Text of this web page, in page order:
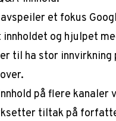
avspeiler et fokus
og hjulpet
til ha stor innvirkning
på flere kanaler
tiltak på